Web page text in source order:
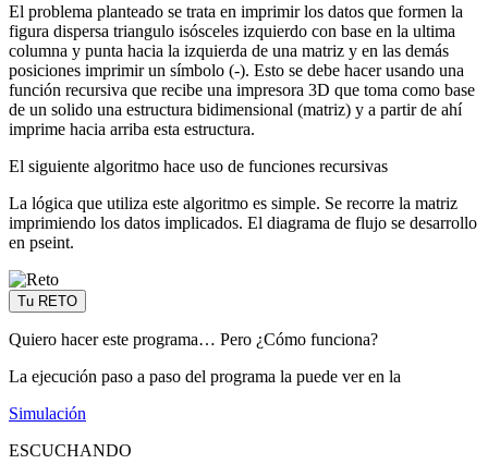
El problema planteado se trata en imprimir los datos que formen la
figura dispersa triangulo isósceles izquierdo con base en la ultima
columna y punta hacia la izquierda de una matriz y en las demás
posiciones imprimir un símbolo (-). Esto se debe hacer usando una
función recursiva que recibe una impresora 3D que toma como base
de un solido una estructura bidimensional (matriz) y a partir de ahí
imprime hacia arriba esta estructura.
El siguiente algoritmo hace uso de funciones recursivas
La lógica que utiliza este algoritmo es simple. Se recorre la matriz
imprimiendo los datos implicados. El diagrama de flujo se desarrollo
en pseint.
Tu RETO
Quiero hacer este programa… Pero ¿Cómo funciona?
La ejecución paso a paso del programa la puede ver en la
Simulación
ESCUCHANDO